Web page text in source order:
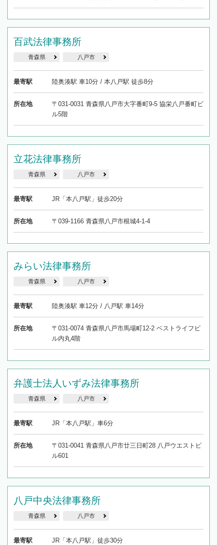
百武法律事務所
青森県 八戸市
最寄駅 陸奥湊駅 車10分 / 本八戸駅 徒歩8分
所在地
〒031-0031 青森県八戸市大字番町9-5 協栄八戸番町ビ
ル5階
立花法律事務所
青森県 八戸市
最寄駅 JR「本八戸駅」徒歩20分
所在地 〒039-1166 青森県八戸市根城4-1-4
みらい法律事務所
青森県 八戸市
最寄駅 陸奥湊駅 車12分 / 八戸駅 車14分
所在地
〒031-0074 青森県八戸市馬場町12-2 ベストライフビ
ル内丸4階
弁護士法人いずみ法律事務所
青森県 八戸市
最寄駅 JR「本八戸駅」車6分
所在地
〒031-0041 青森県八戸市廿三日町28 八戸ウエストビ
ル601
八戸中央法律事務所
青森県 八戸市
最寄駅 JR「本八戸駅」徒歩30分